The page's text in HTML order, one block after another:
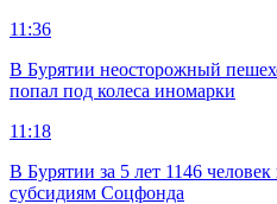
11:36
В Бурятии неосторожный
попал под колеса иномарки
11:18
В Бурятии за 5 лет 1146
субсидиям Соцфонда